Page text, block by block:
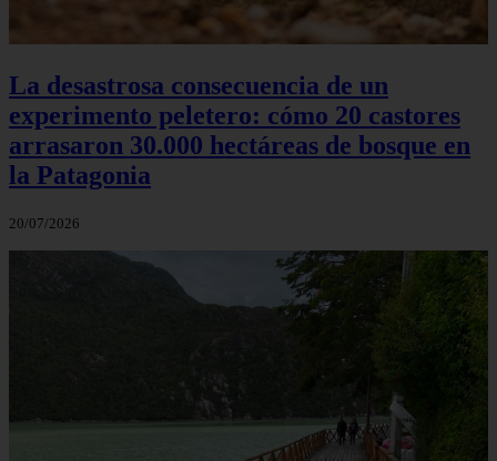
La desastrosa consecuencia de un
experimento peletero: cómo 20 castores
arrasaron 30.000 hectáreas de bosque en
la Patagonia
20/07/2026